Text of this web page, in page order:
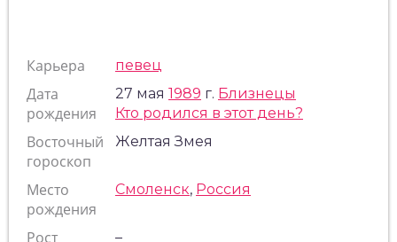
Карьера певец
Дата
рождения
27 мая 1989 г. Близнецы
Кто родился в этот день?
Восточный
гороскоп
Желтая Змея
Место
рождения
Смоленск, Россия
Рост –